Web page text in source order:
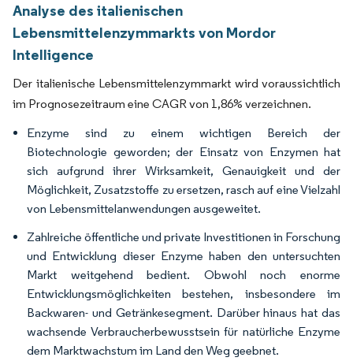
Analyse des italienischen
Lebensmittelenzymmarkts von Mordor
Intelligence
Der italienische Lebensmittelenzymmarkt wird voraussichtlich
im Prognosezeitraum eine CAGR von 1,86% verzeichnen.
Enzyme sind zu einem wichtigen Bereich der
Biotechnologie geworden; der Einsatz von Enzymen hat
sich aufgrund ihrer Wirksamkeit, Genauigkeit und der
Möglichkeit, Zusatzstoffe zu ersetzen, rasch auf eine Vielzahl
von Lebensmittelanwendungen ausgeweitet.
Zahlreiche öffentliche und private Investitionen in Forschung
und Entwicklung dieser Enzyme haben den untersuchten
Markt weitgehend bedient. Obwohl noch enorme
Entwicklungsmöglichkeiten bestehen, insbesondere im
Backwaren- und Getränkesegment. Darüber hinaus hat das
wachsende Verbraucherbewusstsein für natürliche Enzyme
dem Marktwachstum im Land den Weg geebnet.